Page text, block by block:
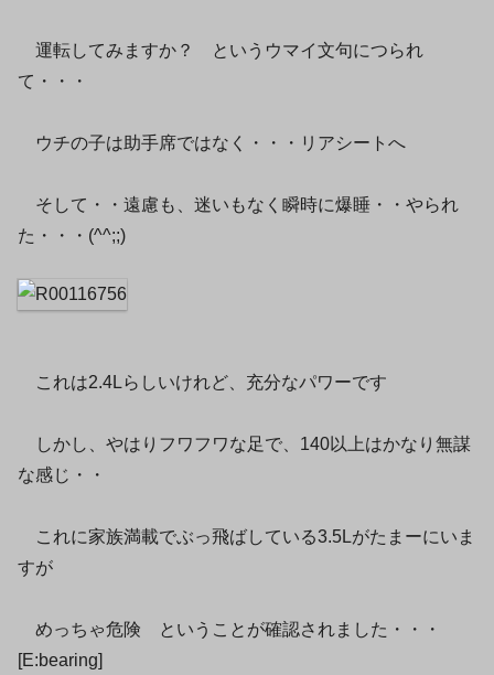
運転してみますか？ というウマイ文句につられ
て・・・
ウチの子は助手席ではなく・・・リアシートへ
そして・・遠慮も、迷いもなく瞬時に爆睡・・やられ
た・・・(^^;;)
これは2.4Lらしいけれど、充分なパワーです
しかし、やはりフワフワな足で、140以上はかなり無謀
な感じ・・
これに家族満載でぶっ飛ばしている3.5Lがたまーにいま
すが
めっちゃ危険 ということが確認されました・・・
[E:bearing]